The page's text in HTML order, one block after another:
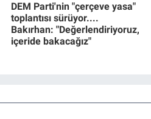
DEM Parti'nin "çerçeve yasa"
toplantısı sürüyor....
Bakırhan: "Değerlendiriyoruz,
içeride bakacağız"